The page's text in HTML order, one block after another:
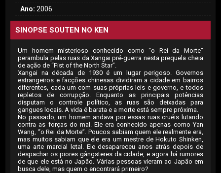
Ano: 2006
SINOPSE SOUTEN NO KEN
Um homem misterioso conhecido como “o Rei da Morte”
perambula pelas ruas da Xangai pré-guerra nesta prequela cheia
de ação de “Fist of the North Star”.
Xangai na década de 1930 é um lugar perigoso. Governos
estrangeiros e facções chinesas dividiram a cidade em bairros
diferentes, cada um com suas próprias leis e governo, e todos
repletos de corrupção. Enquanto as principais potências
disputam o controle político, as ruas são deixadas para
gangues locais. A vida é barata e a morte está sempre próxima.
No passado, um homem andava por essas ruas cruéis lutando
contra as forças do mal. Ele era conhecido apenas como Yan
Wang, “o Rei da Morte”. Poucos sabiam quem ele realmente era,
mas muitos sabiam que ele era um mestre de Hokuto Shinken,
uma arte marcial letal. Ele desapareceu anos atrás depois de
despachar os piores gângsteres da cidade, e agora há rumores
de que ele está no Japão. Várias pessoas vieram ao Japão em
busca dele, mas quem o encontrará primeiro?